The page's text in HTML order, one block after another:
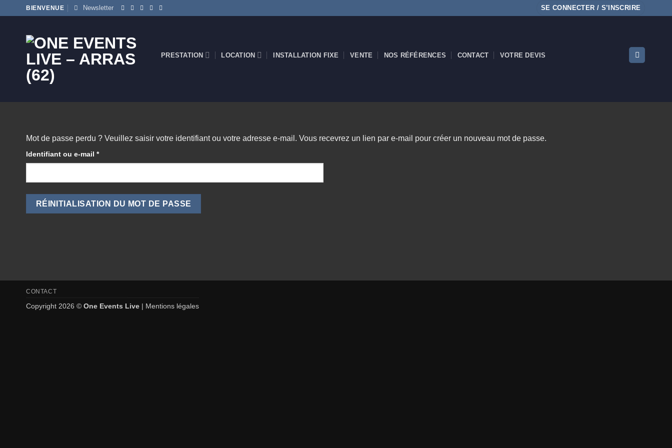
au
BIENVENUE Newsletter SE CONNECTER / S’INSCRIRE
PRESTATION LOCATION INSTALLATION FIXE VENTE NOS RÉFÉRENCES CONTACT VOTRE DEVIS
Mot de passe perdu ? Veuillez saisir votre identifiant ou votre adresse e-mail. Vous recevrez un lien par e-mail pour créer un nouveau mot de passe.
Identifiant ou e-mail *Obligatoire
RÉINITIALISATION DU MOT DE PASSE
CONTACT
Copyright 2026 © One Events Live | Mentions légales